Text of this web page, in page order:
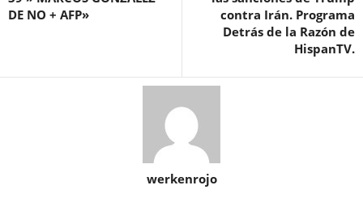
DE NO + AFP»
contra Irán. Programa
Detrás de la Razón de
HispanTV.
werkenrojo